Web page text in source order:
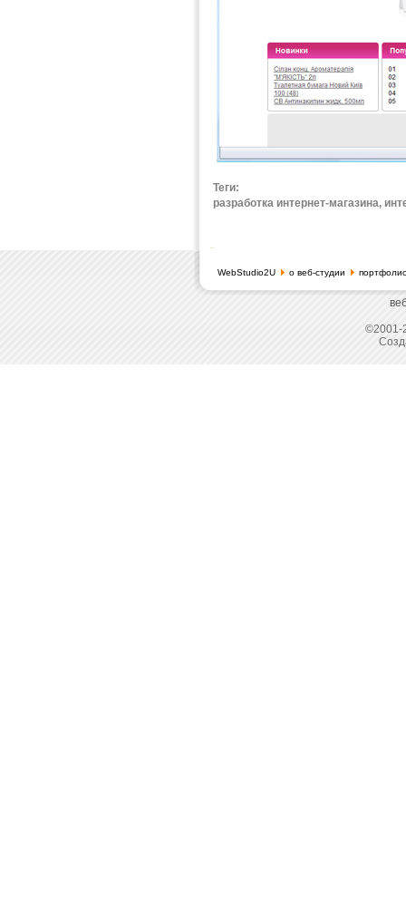
Теги:
разработка интернет-магазина,
WebStudio2U о веб-студии
©2001-